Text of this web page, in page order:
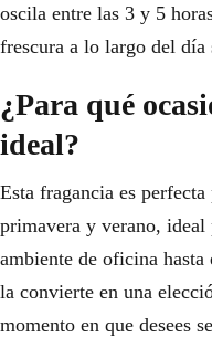
oscila entre las 3 y 5
frescura a lo largo del día
¿Para qué
ideal?
Esta fragancia es
primavera y verano, ideal
ambiente de oficina
la convierte en una
momento en que desees